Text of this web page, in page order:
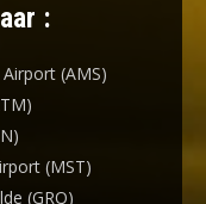
:
(AMS)
(MST)
(GRQ)